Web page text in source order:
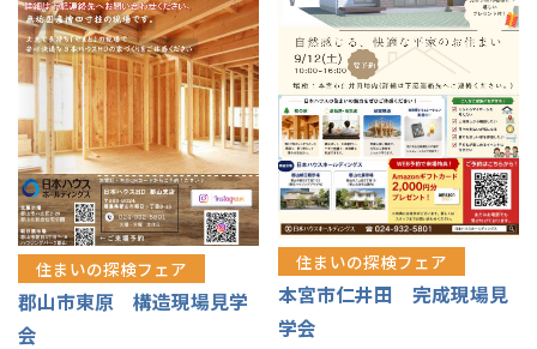
住まいの探検フェア
郡山市東原 構造現場見学
会
住まいの探検フェア
本宮市仁井田 完成現場見
学会